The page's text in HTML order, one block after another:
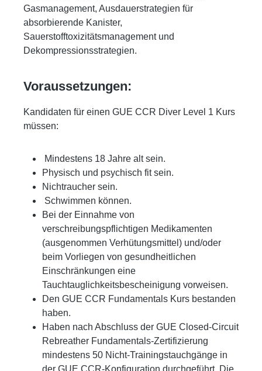
Gasmanagement, Ausdauerstrategien für
absorbierende Kanister,
Sauerstofftoxizitätsmanagement und
Dekompressionsstrategien.
Voraussetzungen:
Kandidaten für einen GUE CCR Diver Level 1 Kurs
müssen:
Mindestens 18 Jahre alt sein.
Physisch und psychisch fit sein.
Nichtraucher sein.
Schwimmen können.
Bei der Einnahme von
verschreibungspflichtigen Medikamenten
(ausgenommen Verhütungsmittel) und/oder
beim Vorliegen von gesundheitlichen
Einschränkungen eine
Tauchtauglichkeitsbescheinigung vorweisen.
Den GUE CCR Fundamentals Kurs bestanden
haben.
Haben nach Abschluss der GUE Closed-Circuit
Rebreather Fundamentals-Zertifizierung
mindestens 50 Nicht-Trainingstauchgänge in
der GUE CCR-Konfiguration durchgeführt. Die